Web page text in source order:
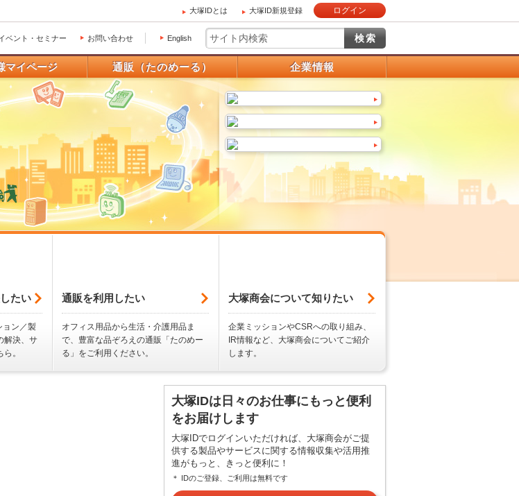
大塚IDとは 大塚ID新規登録 ログイン
ベント・セミナー お問い合わせ English
マイページ 通販（たのめーる） 企業情報
たい
ョン／製
解決、サ
。
通販を利用したい
オフィス用品から生活・介護用品ま
で、豊富な品ぞろえの通販「たのめー
る」をご利用ください。
大塚商会について知りたい
企業ミッションやCSRへの取り組み、
IR情報など、大塚商会についてご紹介
します。
大塚IDは日々のお仕事にもっと便利
をお届けします
大塚IDでログインいただければ、大塚商会がご提
供する製品やサービスに関する情報収集や活用推
進がもっと、きっと便利に！
＊ IDのご登録、ご利用は無料です